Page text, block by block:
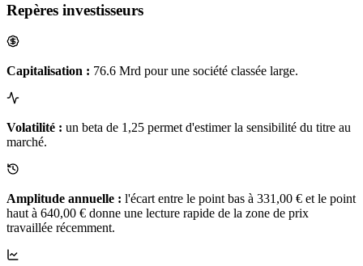
Repères investisseurs
Capitalisation : 76.6 Mrd pour une société classée large.
Volatilité : un beta de 1,25 permet d'estimer la sensibilité du titre au
marché.
Amplitude annuelle : l'écart entre le point bas à 331,00 € et le point
haut à 640,00 € donne une lecture rapide de la zone de prix
travaillée récemment.